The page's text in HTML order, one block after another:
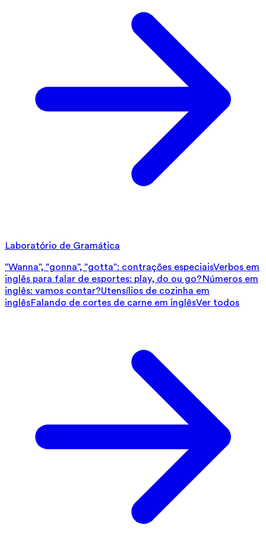
Laboratório de Gramática
"Wanna", "gonna", "gotta": contrações especiaisVerbos em
inglês para falar de esportes: play, do ou go?Números em
inglês: vamos contar?Utensílios de cozinha em
inglêsFalando de cortes de carne em inglêsVer todos